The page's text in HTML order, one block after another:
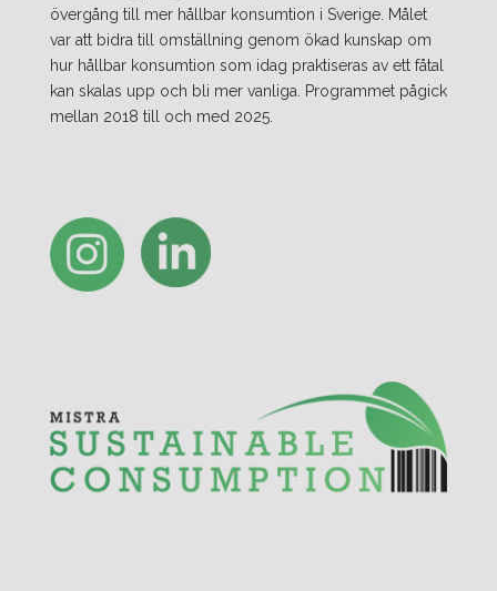
övergång till mer hållbar konsumtion i Sverige. Målet
var att bidra till omställning genom ökad kunskap om
hur hållbar konsumtion som idag praktiseras av ett fåtal
kan skalas upp och bli mer vanliga. Programmet pågick
mellan 2018 till och med 2025.